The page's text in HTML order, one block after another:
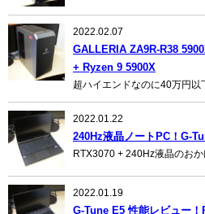
2022.02.07
GALLERIA ZA9R-R38
+ Ryzen 9 5900X
超ハイエンドなのに40万円以
2022.01.22
240Hz液晶ノートPC！G-
RTX3070 + 240Hz液晶のおか
2022.01.19
G-Tune E5 性能レビュー